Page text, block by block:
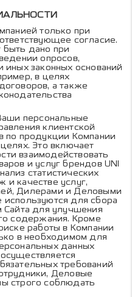
только при
согласие.
быть дано при
опросов,
иных законных оснований
в целях
а также
персональные
клиентской
по продукции Компании
Это включает
взаимодействовать
и услуг брендов UNI
статистических
качестве услуг,
Дилерами и Деловыми
для сбора
Сайта для улучшения
содержания. Кроме
работы в Компании
в необходимом для
данных
требований
Деловые
строго соблюдать